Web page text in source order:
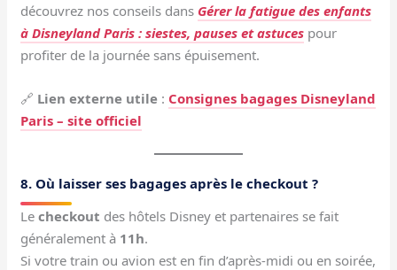
découvrez nos conseils dans Gérer la fatigue des enfants
à Disneyland Paris : siestes, pauses et astuces pour
profiter de la journée sans épuisement.
🔗 Lien externe utile : Consignes bagages Disneyland
Paris – site officiel
8. Où laisser ses bagages après le checkout ?
Lecheckout des hôtels Disney et partenaires se fait
généralement à 11h.
Si votre train ou avion est en fin d’après-midi ou en soirée,